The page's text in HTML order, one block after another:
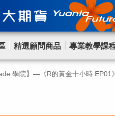
精選顧問商品 專業教學課
學院】—《R的黃金十小時 EP01